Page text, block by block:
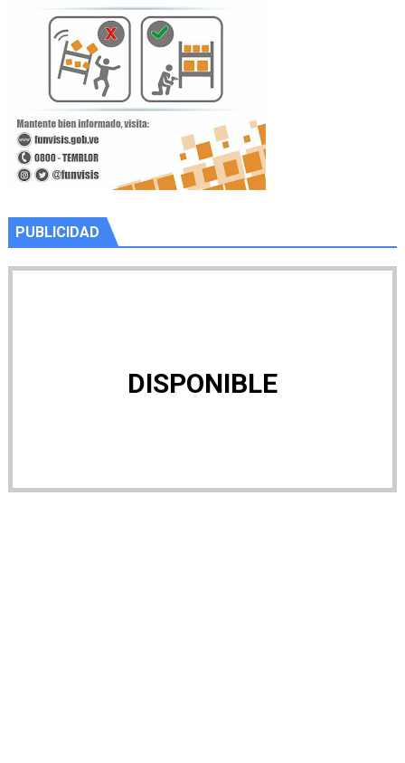
PUBLICIDAD
DISPONIBLE